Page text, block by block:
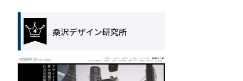
桑沢デザイン研究所